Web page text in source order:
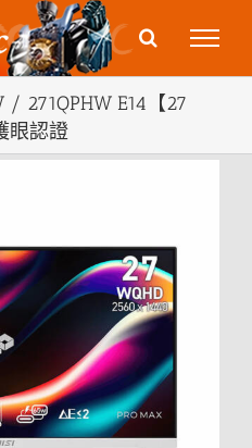
/ 271QPHW E14【27
眼認證